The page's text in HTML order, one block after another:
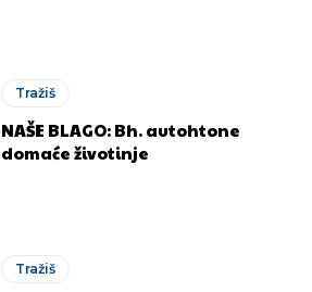
Tražiš
NAŠE BLAGO: Bh. autohtone
domaće životinje
Tražiš